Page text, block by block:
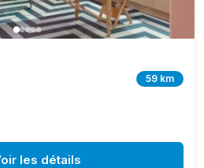
59 km
les détails